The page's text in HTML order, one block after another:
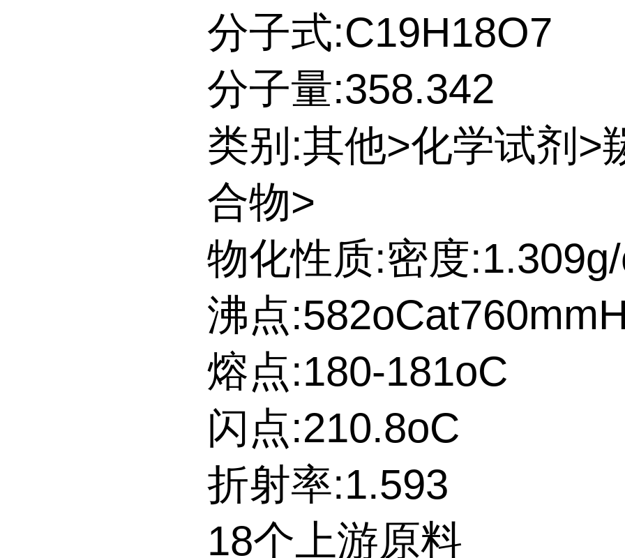
分子式:C19H18O7
分子量:358.342
类别:其他>化学试剂>
合物>
物化性质:密度
沸点
熔点:180-181oC
闪点:210.8oC
折射率:1.593
18个上游原料